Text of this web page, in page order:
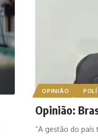
OPINIÃO
Opinião:
“A gestão do